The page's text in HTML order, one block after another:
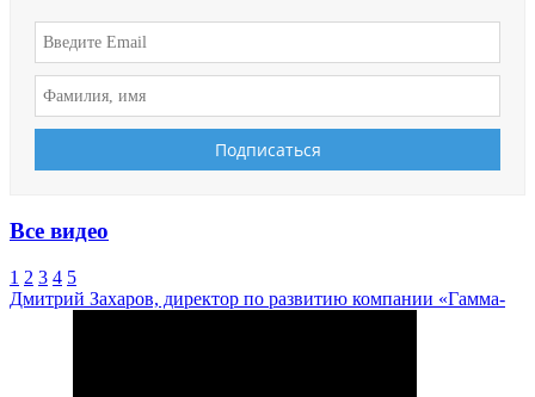
Все видео
1 2 3 4 5
Дмитрий Захаров, директор по развитию компании «Гамма-